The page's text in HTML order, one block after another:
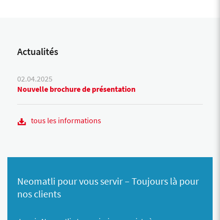
Actualités
02.04.2025
Nouvelle brochure de présentation
tous les informations
Neomatli pour vous servir – Toujours là pour
nos clients